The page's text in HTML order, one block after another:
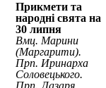
Прикмети та
народні свята на
30 липня
Вмц. Марини
(Маргарити).
Прп. Иринарха
Соловецького.
Прп. Лазаря